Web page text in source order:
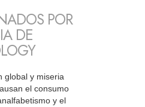
POR
DE
global y miseria
el consumo
y el